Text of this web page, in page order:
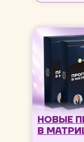
НОВЫЕ
В